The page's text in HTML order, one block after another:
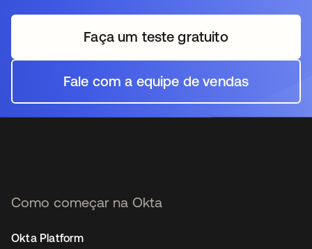
Faça um teste gratuito
abre em uma nova guia
Fale com a equipe de vendas
abre em uma nova guia
Como começar na Okta
Okta Platform